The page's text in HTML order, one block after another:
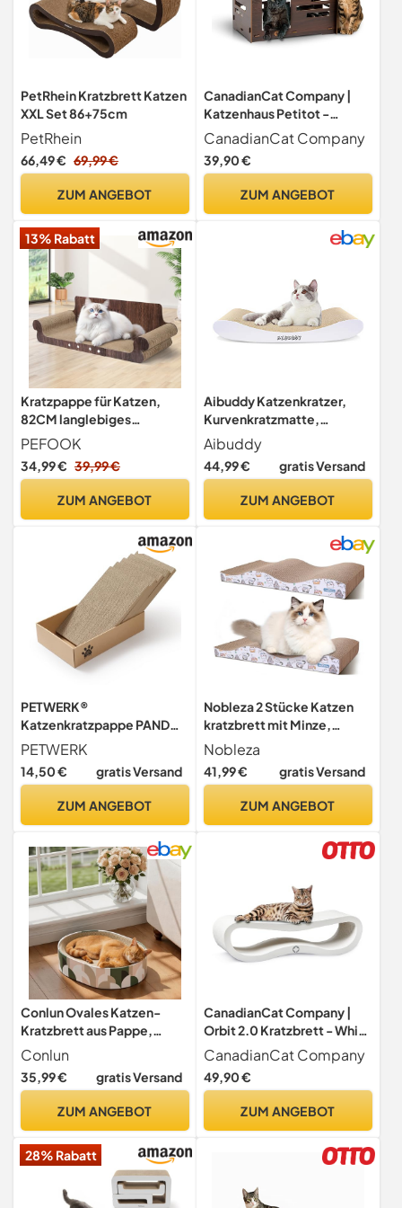
PetRhein Kratzbrett Katzen
XXL Set 86+75cm
PetRhein
66,49 € 69,99 €
ZUM ANGEBOT
CanadianCat Company |
Katzenhaus Petitot -
Katzenhöhle für Katzen mit
Kratzpappe & Liegekissen |
walnuss | ca. 60 x 39 x 39 cm
CanadianCat Company
39,90 €
ZUM ANGEBOT
13% Rabatt
Kratzpappe für Katzen,
82CM langlebiges
Kratzbrett und Filz, große
Liege, Recycelbares
Katzenkratzbett aus
Kratzspielzeug und
PEFOOK
34,99 € 39,99 €
ZUM ANGEBOT
Aibuddy Katzenkratzer,
Kurvenkratzmatte,
wendbar, aus Karton,
Lounge-Bett mit Bio-
Katzenminze [ 44 x 25 x 7
Konstruktion]
Aibuddy
44,99 € gratis Versand
ZUM ANGEBOT
PETWERK®
Katzenkratzpappe PANDOR
Box mit 5 Kratzbrettern -
Doppelseitige Kratzpappe
für Katzen - Kratzbrett
Kratzbox - Kratz Karton -
PETWERK
14,50 € gratis Versand
ZUM ANGEBOT
Nobleza 2 Stücke Katzen
kratzbrett mit Minze,
Wellpappe Kratzmatten,
Recycelbar Qualitäts-
Pappe Kratzpad,Kratzpads
22cm
Nobleza
41,99 € gratis Versand
ZUM ANGEBOT
Conlun Ovales Katzen-
Kratzbrett aus Pappe,
Geschlossener Boden,
Mittel
Conlun
35,99 € gratis Versand
ZUM ANGEBOT
CanadianCat Company |
Orbit 2.0 Kratzbrett - White
Edition | Kratzpappe Katzen
Lounge in weiß | ca. 84 x 24
x 23 cm
CanadianCat Company
49,90 €
ZUM ANGEBOT
28% Rabatt